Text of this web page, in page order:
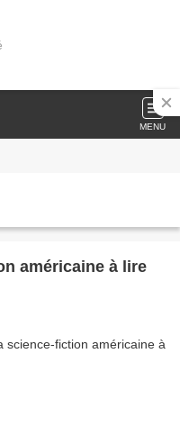
MENU
américaine à lire